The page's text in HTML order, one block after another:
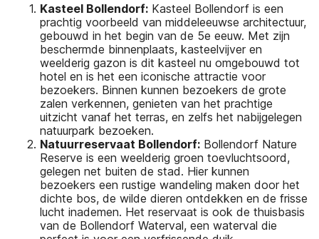
Kasteel Bollendorf: Kasteel Bollendorf is een
prachtig voorbeeld van middeleeuwse architectuur,
gebouwd in het begin van de 5e eeuw. Met zijn
beschermde binnenplaats, kasteelvijver en
weelderig gazon is dit kasteel nu omgebouwd tot
hotel en is het een iconische attractie voor
bezoekers. Binnen kunnen bezoekers de grote
zalen verkennen, genieten van het prachtige
uitzicht vanaf het terras, en zelfs het nabijgelegen
natuurpark bezoeken.
Natuurreservaat Bollendorf: Bollendorf Nature
Reserve is een weelderig groen toevluchtsoord,
gelegen net buiten de stad. Hier kunnen
bezoekers een rustige wandeling maken door het
dichte bos, de wilde dieren ontdekken en de frisse
lucht inademen. Het reservaat is ook de thuisbasis
van de Bollendorf Waterval, een waterval die